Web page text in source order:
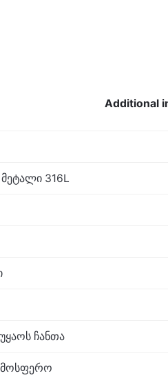
Additional
316L
ჩანთა